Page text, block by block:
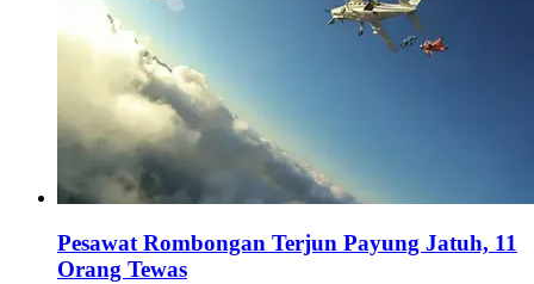
Pesawat Rombongan Terjun Payung Jatuh, 11
Orang Tewas